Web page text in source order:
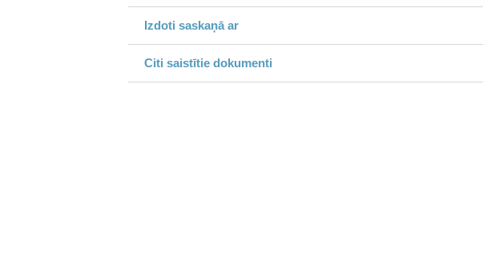
Izdoti saskaņā ar
Citi saistītie dokumenti